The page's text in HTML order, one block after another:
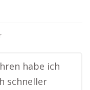
habe ich
schneller